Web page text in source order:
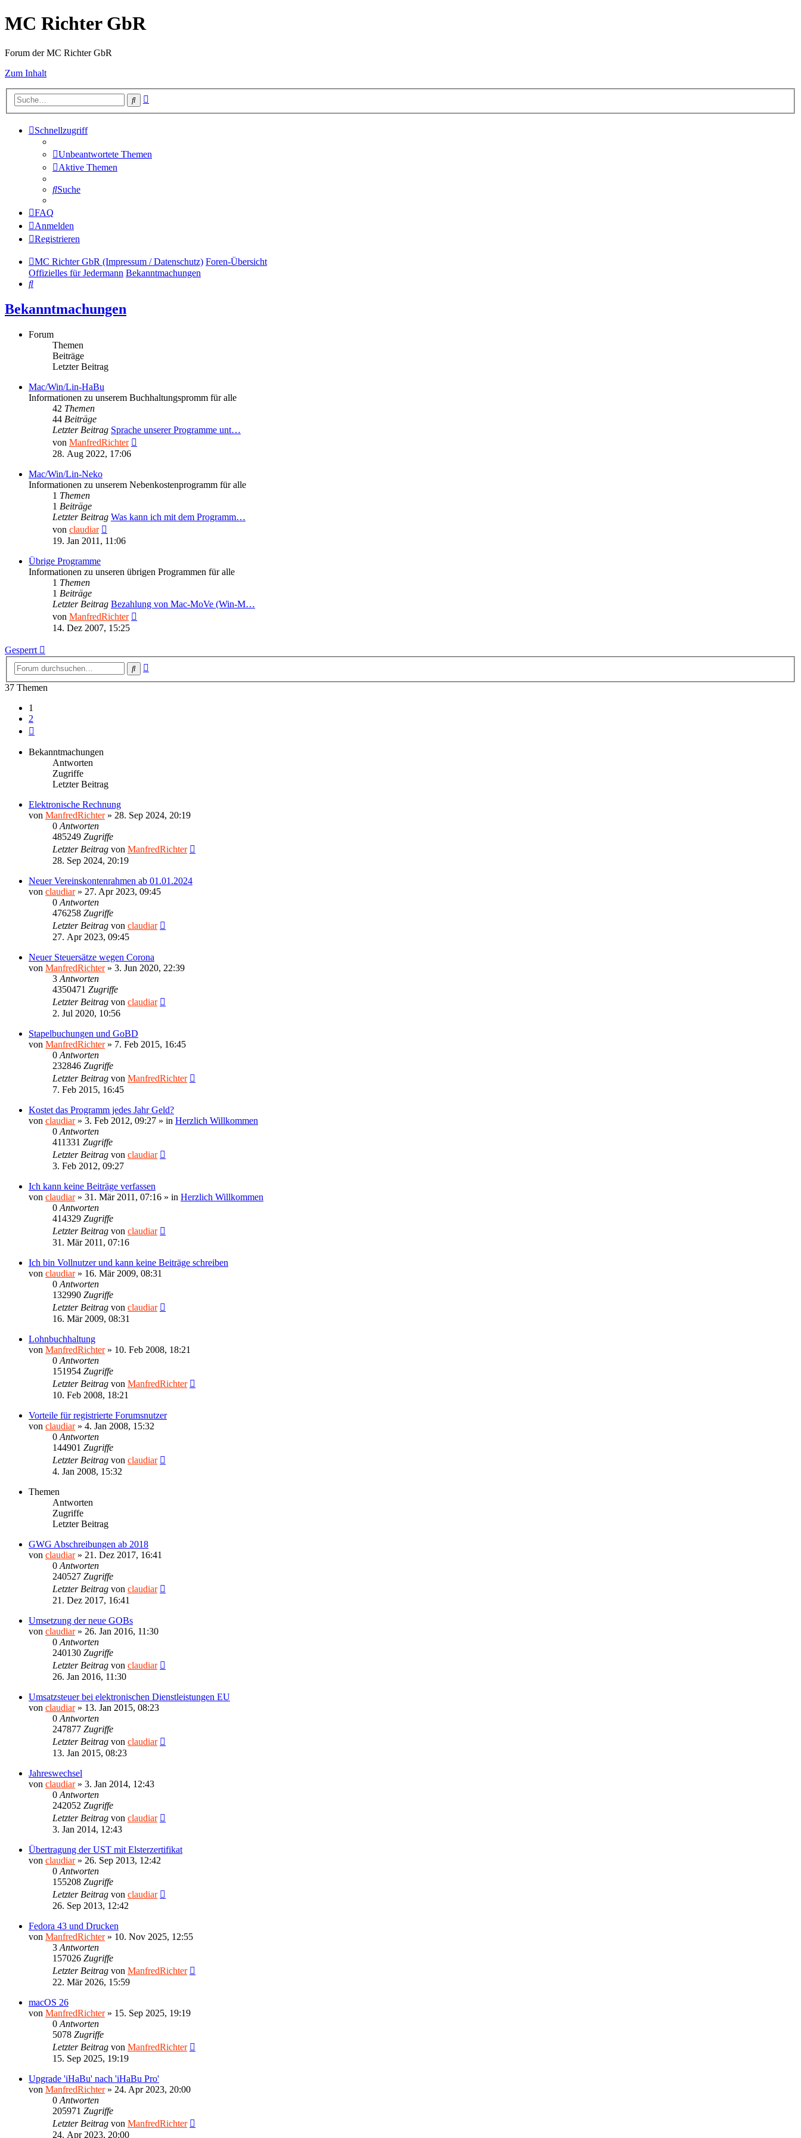
MC Richter GbR
Forum der MC Richter GbR
Zum Inhalt
Suche
Schnellzugriff
Unbeantwortete Themen
Aktive Themen
Suche
FAQ
Anmelden
Registrieren
MC Richter GbR (Impressum / Datenschutz) Foren-Übersicht
Offizielles für Jedermann Bekanntmachungen
Suche
Bekanntmachungen
Forum
Themen
Beiträge
Letzter Beitrag
Mac/Win/Lin-HaBu
Informationen zu unserem Buchhaltungspromm für alle
42 Themen
44 Beiträge
Letzter Beitrag Sprache unserer Programme unt…
von ManfredRichter
28. Aug 2022, 17:06
Mac/Win/Lin-Neko
Informationen zu unserem Nebenkostenprogramm für alle
1 Themen
1 Beiträge
Letzter Beitrag Was kann ich mit dem Programm…
von claudiar
Beitrag
19. Jan 2011, 11:06
Übrige Programme
Informationen zu unseren übrigen Programmen für alle
1 Themen
1 Beiträge
Letzter Beitrag Bezahlung von Mac-MoVe (Win-M…
von ManfredRichter
14. Dez 2007, 15:25
Gesperrt
Suche
37 Themen
1
2
Bekanntmachungen
Antworten
Zugriffe
Letzter Beitrag
Elektronische Rechnung
von ManfredRichter» 28. Sep 2024, 20:19
0 Antworten
485249 Zugriffe
Letzter Beitrag von ManfredRichter
28. Sep 2024, 20:19
Neuer Vereinskontenrahmen ab 01.01.2024
von claudiar» 27. Apr 2023, 09:45
0 Antworten
476258 Zugriffe
Letzter Beitrag von claudiar
27. Apr 2023, 09:45
Neuer Steuersätze wegen Corona
von ManfredRichter» 3. Jun 2020, 22:39
3 Antworten
4350471 Zugriffe
Letzter Beitrag von claudiar
2. Jul 2020, 10:56
Stapelbuchungen und GoBD
von ManfredRichter» 7. Feb 2015, 16:45
0 Antworten
232846 Zugriffe
Letzter Beitrag von ManfredRichter
7. Feb 2015, 16:45
Kostet das Programm jedes Jahr Geld?
von claudiar» 3. Feb 2012, 09:27 » in Herzlich Willkommen
0 Antworten
411331 Zugriffe
Letzter Beitrag von claudiar
3. Feb 2012, 09:27
Ich kann keine Beiträge verfassen
von claudiar» 31. Mär 2011, 07:16 » in Herzlich Willkommen
0 Antworten
414329 Zugriffe
Letzter Beitrag von claudiar
31. Mär 2011, 07:16
Ich bin Vollnutzer und kann keine Beiträge schreiben
von claudiar» 16. Mär 2009, 08:31
0 Antworten
132990 Zugriffe
Letzter Beitrag von claudiar
16. Mär 2009, 08:31
Lohnbuchhaltung
von ManfredRichter» 10. Feb 2008, 18:21
0 Antworten
151954 Zugriffe
Letzter Beitrag von ManfredRichter
10. Feb 2008, 18:21
Vorteile für registrierte Forumsnutzer
von claudiar» 4. Jan 2008, 15:32
0 Antworten
144901 Zugriffe
Letzter Beitrag von claudiar
4. Jan 2008, 15:32
Themen
Antworten
Zugriffe
Letzter Beitrag
GWG Abschreibungen ab 2018
von claudiar» 21. Dez 2017, 16:41
0 Antworten
240527 Zugriffe
Letzter Beitrag von claudiar
21. Dez 2017, 16:41
Umsetzung der neue GOBs
von claudiar» 26. Jan 2016, 11:30
0 Antworten
240130 Zugriffe
Letzter Beitrag von claudiar
26. Jan 2016, 11:30
Umsatzsteuer bei elektronischen Dienstleistungen EU
von claudiar» 13. Jan 2015, 08:23
0 Antworten
247877 Zugriffe
Letzter Beitrag von claudiar
13. Jan 2015, 08:23
Jahreswechsel
von claudiar» 3. Jan 2014, 12:43
0 Antworten
242052 Zugriffe
Letzter Beitrag von claudiar
3. Jan 2014, 12:43
Übertragung der UST mit Elsterzertifikat
von claudiar» 26. Sep 2013, 12:42
0 Antworten
155208 Zugriffe
Letzter Beitrag von claudiar
26. Sep 2013, 12:42
Fedora 43 und Drucken
von ManfredRichter» 10. Nov 2025, 12:55
3 Antworten
157026 Zugriffe
Letzter Beitrag von ManfredRichter
22. Mär 2026, 15:59
macOS 26
von ManfredRichter» 15. Sep 2025, 19:19
0 Antworten
5078 Zugriffe
Letzter Beitrag von ManfredRichter
15. Sep 2025, 19:19
Upgrade 'iHaBu' nach 'iHaBu Pro'
von ManfredRichter» 24. Apr 2023, 20:00
0 Antworten
205971 Zugriffe
Letzter Beitrag von ManfredRichter
24. Apr 2023, 20:00